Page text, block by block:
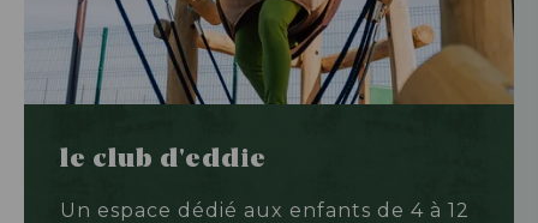
le club d'eddie
Un espace dédié aux enfants de 4 à 12